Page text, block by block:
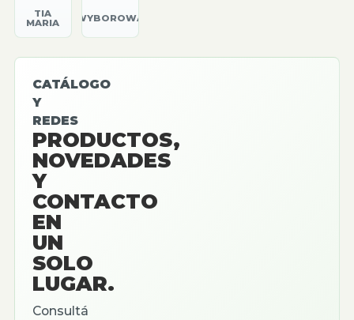
TIA
MARIA
WYBOROWA
CATÁLOGO
Y
REDES
PRODUCTOS,
NOVEDADES
Y
CONTACTO
EN
UN
SOLO
LUGAR.
Consultá